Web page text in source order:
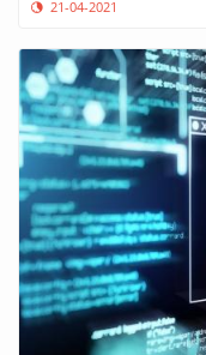
21-04-2021